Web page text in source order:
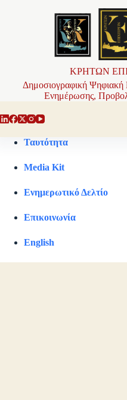
ΚΡΗΤΩΝ
Δημοσιογραφική Ψηφιακή
Ενημέρωσης,
Ταυτότητα
Media Kit
Ενημερωτικό Δελτίο
Επικοινωνία
English